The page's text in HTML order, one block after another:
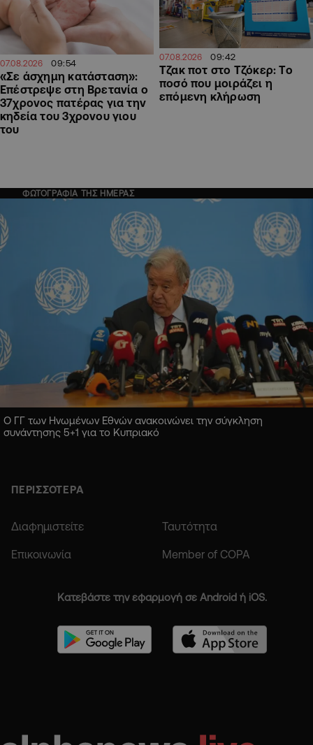
07.08.2026 09:54
«Σε άσχημη κατάσταση»:
Επέστρεψε στη Βρετανία ο
37χρονος πατέρας για την
κηδεία του 3χρονου γιου
του
07.08.2026 09:42
Τζακ ποτ στο Τζόκερ: Το
ποσό που μοιράζει η
επόμενη κλήρωση
ΦΩΤΟΓΡΑΦΙΑ ΤΗΣ ΗΜΕΡΑΣ
Ο ΓΓ των Ηνωμένων Εθνών ανακοινώνει την σύγκληση
συνάντησης 5+1 για το Κυπριακό
ΠΕΡΙΣΣΟΤΕΡΑ
Διαφημιστείτε Ταυτότητα
Επικοινωνία Member of COPA
Κατεβάστε την εφαρμογή σε Android ή iOS.